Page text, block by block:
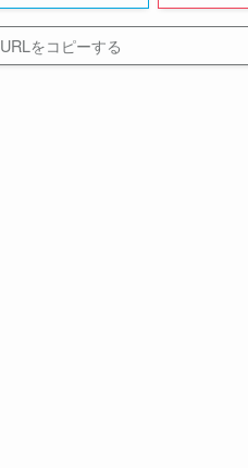
URLをコピーする